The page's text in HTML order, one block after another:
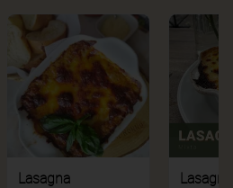
Lasagna